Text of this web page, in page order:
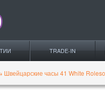
TRADE-IN
Швейцарские часы 41 White